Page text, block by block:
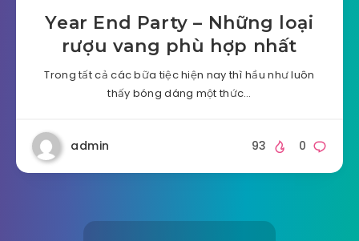
Year End Party – Những loại
rượu vang phù hợp nhất
Trong tất cả các bữa tiệc hiện nay thì hầu như luôn
thấy bóng dáng một thức…
admin 0
93